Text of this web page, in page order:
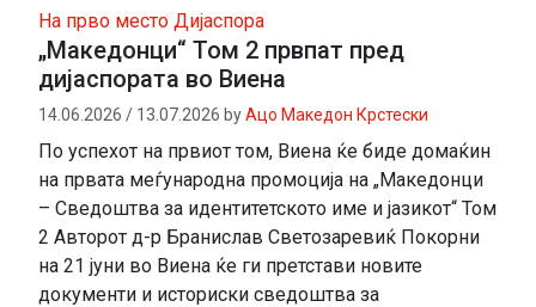
На прво место Дијаспора
„Македонци“ Том 2 првпат пред
дијаспората во Виена
14.06.2026 / 13.07.2026 byАцо Македон Крстески
По успехот на првиот том, Виена ќе биде домаќин
на првата меѓународна промоција на „Македонци
– Сведоштва за идентитетското име и јазикот“ Том
2 Авторот д-р Бранислав Светозаревиќ Покорни
на 21 јуни во Виена ќе ги претстави новите
документи и историски сведоштва за